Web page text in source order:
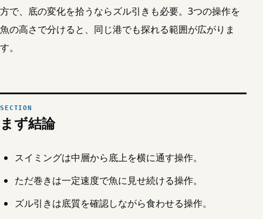
方で、底の変化を拾うならズル引きも必要。3つの操作を
魚の高さで分けると、同じ港でも探れる範囲が広がりま
す。
まず結論
スイミングは中層から底上を横に通す操作。
ただ巻きは一定速度で魚に見せ続ける操作。
ズル引きは底質を確認しながら食わせる操作。